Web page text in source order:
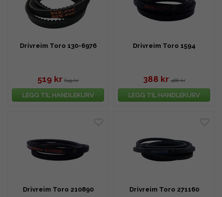
Drivreim Toro 130-6976
519 kr 649 kr
LEGG TIL HANDLEKURV
Drivreim Toro 1594
388 kr 466 kr
LEGG TIL HANDLEKURV
Drivreim Toro 210890 Drivreim Toro 271160